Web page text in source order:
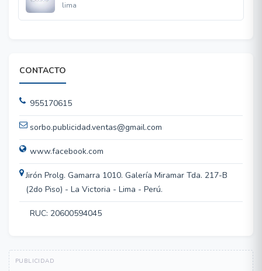
lima
CONTACTO
955170615
sorbo.publicidad.ventas@gmail.com
www.facebook.com
Jirón Prolg. Gamarra 1010. Galería Miramar Tda. 217-B
(2do Piso) - La Victoria - Lima - Perú.
RUC: 20600594045